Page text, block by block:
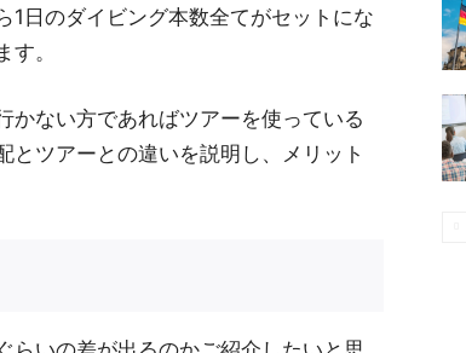
1日のダイビング本数全てがセットにな
。
かない方であればツアーを使っている
ツアーとの違いを説明し、メリット